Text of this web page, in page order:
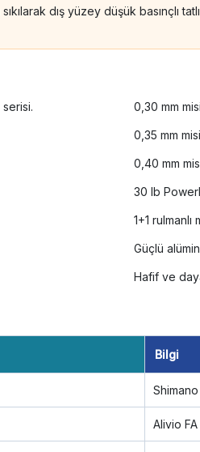
dış yüzey düşük
0,30 mm
0,35 mm
0,40 mm
30 lb
1+1 rulmanlı
Güçlü
Hafif ve
Bilgi
Shimano
Alivio FA